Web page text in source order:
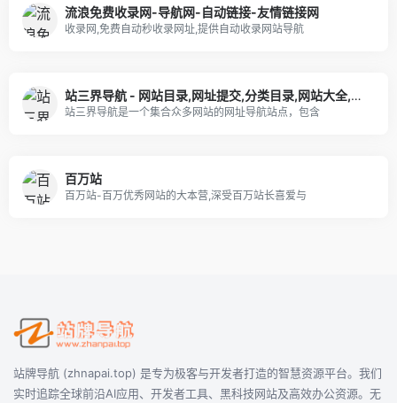
流浪免费收录网-导航网-自动链接-友情链接网
收录网,免费自动秒收录网址,提供自动收录网站导航
站三界导航 - 网站目录,网址提交,分类目录,网站大全,名站导航之家
站三界导航是一个集合众多网站的网址导航站点，包含
百万站
百万站-百万优秀网站的大本营,深受百万站长喜爱与
站牌导航 (zhnapai.top) 是专为极客与开发者打造的智慧资源平台。我们
实时追踪全球前沿AI应用、开发者工具、黑科技网站及高效办公资源。无